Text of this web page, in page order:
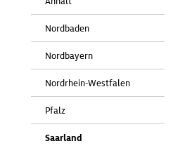
Nordbaden
Nordbayern
Nordrhein-Westfalen
Pfalz
Saarland